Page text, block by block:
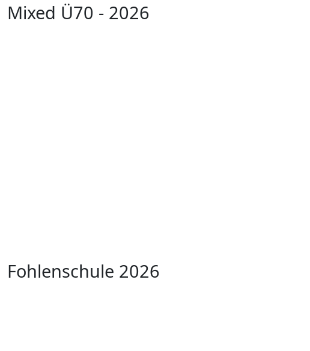
Mixed Ü70 - 2026
Fohlenschule 2026